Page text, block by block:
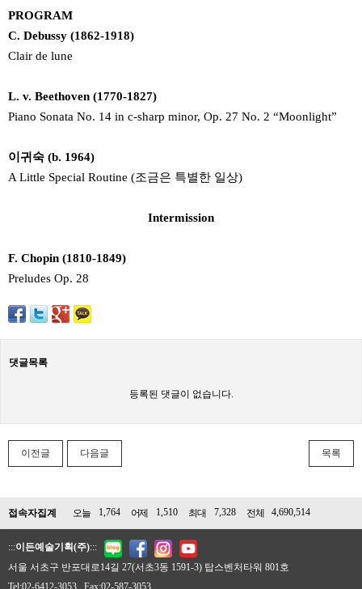
PROGRAM
C. Debussy (1862-1918)
Clair de lune
L. v. Beethoven (1770-1827)
Piano Sonata No. 14 in c-sharp minor, Op. 27 No. 2 “Moonlight”
이귀숙 (b. 1964)
A Little Special Routine (조금은 특별한 일상)
Intermission
F. Chopin (1810-1849)
Preludes Op. 28
댓글목록
등록된 댓글이 없습니다.
이전글 다음글 목록
접속자집계 오늘 1,764 어제 1,510 최대 7,328 전체 4,690,514
:::이든예술기획(주):::
서울 서초구 반포대로14길 27(서초3동 1591-3) 탑스벤처타워 801호
Tel:02-6412-3053 Fax:02-587-3053